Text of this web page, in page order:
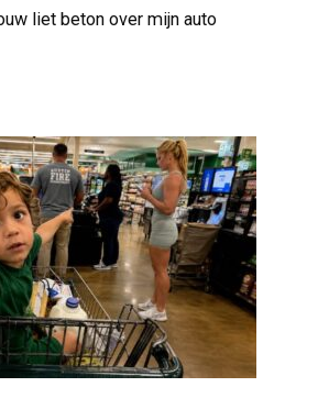
liet beton over mijn auto